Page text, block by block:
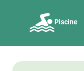
Piscine